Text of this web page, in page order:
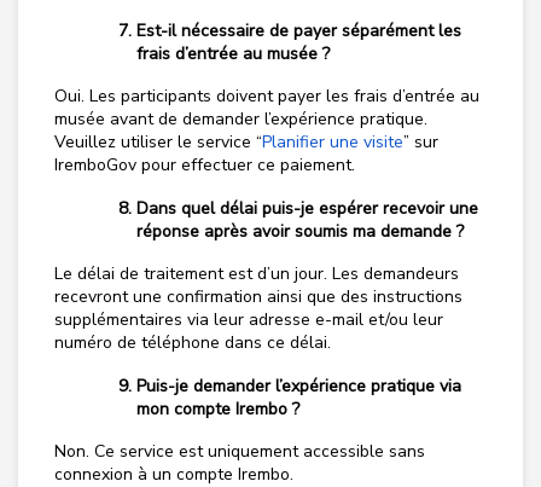
Est-il nécessaire de payer séparément les
frais d’entrée au musée ?
Oui. Les participants doivent payer les frais d’entrée au
musée avant de demander l’expérience pratique.
Veuillez utiliser le service “Planifier une visite” sur
IremboGov pour effectuer ce paiement.
Dans quel délai puis-je espérer recevoir une
réponse après avoir soumis ma demande ?
Le délai de traitement est d’un jour. Les demandeurs
recevront une confirmation ainsi que des instructions
supplémentaires via leur adresse e-mail et/ou leur
numéro de téléphone dans ce délai.
Puis-je demander l’expérience pratique via
mon compte Irembo ?
Non. Ce service est uniquement accessible sans
connexion à un compte Irembo.